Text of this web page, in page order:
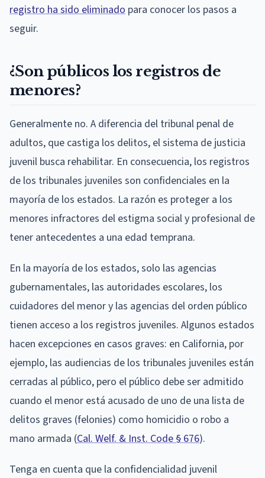
registro ha sido eliminado para conocer los pasos a
seguir.
¿Son públicos los registros de
menores?
Generalmente no. A diferencia del tribunal penal de
adultos, que castiga los delitos, el sistema de justicia
juvenil busca rehabilitar. En consecuencia, los registros
de los tribunales juveniles son confidenciales en la
mayoría de los estados. La razón es proteger a los
menores infractores del estigma social y profesional de
tener antecedentes a una edad temprana.
En la mayoría de los estados, solo las agencias
gubernamentales, las autoridades escolares, los
cuidadores del menor y las agencias del orden público
tienen acceso a los registros juveniles. Algunos estados
hacen excepciones en casos graves: en California, por
ejemplo, las audiencias de los tribunales juveniles están
cerradas al público, pero el público debe ser admitido
cuando el menor está acusado de uno de una lista de
delitos graves (felonies) como homicidio o robo a
mano armada (Cal. Welf. & Inst. Code § 676).
Tenga en cuenta que la confidencialidad juvenil